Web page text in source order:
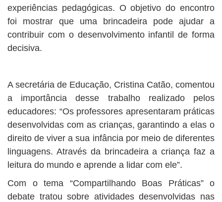
experiências pedagógicas. O objetivo do encontro
foi mostrar que uma brincadeira pode ajudar a
contribuir com o desenvolvimento infantil de forma
decisiva.
A secretária de Educação, Cristina Catão, comentou
a importância desse trabalho realizado pelos
educadores: “Os professores apresentaram práticas
desenvolvidas com as crianças, garantindo a elas o
direito de viver a sua infância por meio de diferentes
linguagens. Através da brincadeira a criança faz a
leitura do mundo e aprende a lidar com ele”.
Com o tema “Compartilhando Boas Práticas” o
debate tratou sobre atividades desenvolvidas nas